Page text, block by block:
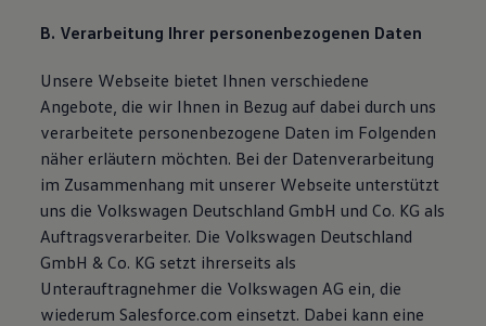
B. Verarbeitung Ihrer personenbezogenen Daten
Unsere Webseite bietet Ihnen verschiedene
Angebote, die wir Ihnen in Bezug auf dabei durch uns
verarbeitete personenbezogene Daten im Folgenden
näher erläutern möchten. Bei der Datenverarbeitung
im Zusammenhang mit unserer Webseite unterstützt
uns die Volkswagen Deutschland GmbH und Co. KG als
Auftragsverarbeiter. Die Volkswagen Deutschland
GmbH & Co. KG setzt ihrerseits als
Unterauftragnehmer die Volkswagen AG ein, die
wiederum Salesforce.com einsetzt. Dabei kann eine